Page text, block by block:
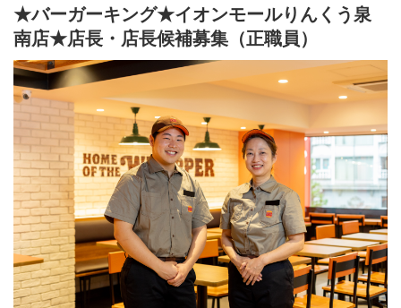
きます！土日に入れる方は特に歓迎！少しでも気になった方は、
お気軽にご応募ください♪
バーガーキング イオンモールりんくう泉南店は、就労継続支援A
型として開所準備中です。
就労継続支援A型の利用者様としてのご利用を希望される方は、通
常のアルバイト応募とはご案内が異なります。別途ご案内いたし
ますので、ご応募の際にその旨をお知らせください。
(変更の範囲）法人の定める業務
★バーガーキング★イオンモールりんくう泉
南店★店長・店長候補募集（正職員）